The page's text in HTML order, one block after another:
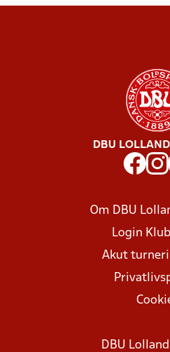
DBU
Om DBU
Login
Akut
DBU